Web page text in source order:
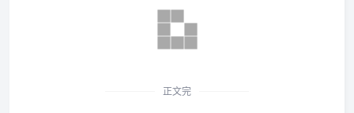
正文完